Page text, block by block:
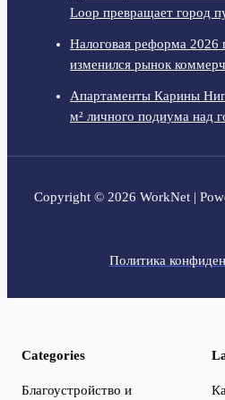
Loop превращает город
Налоговая реформа
изменился рынок
Апартаменты Карины
м² личного подиума над
Copyright © 2026 WorkNet |
Политика
Categories
Благоустройство и